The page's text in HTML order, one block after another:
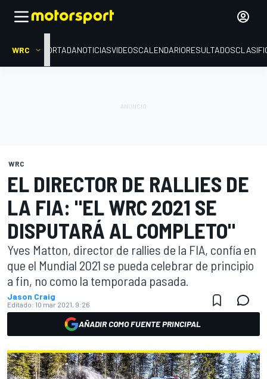
WRC PORTADANOTICIASVIDEOSCALENDARIORESULTADOS
WRC
EL DIRECTOR DE RALLIES DE
LA FIA: "EL WRC 2021 SE
DISPUTARÁ AL COMPLETO"
Yves Matton, director de rallies de la FIA, confía en
que el Mundial 2021 se pueda celebrar de principio
a fin, no como la temporada pasada.
Jason Craig
Editado: 10 mar 2021, 9:26
AÑADIR COMO FUENTE PRINCIPAL